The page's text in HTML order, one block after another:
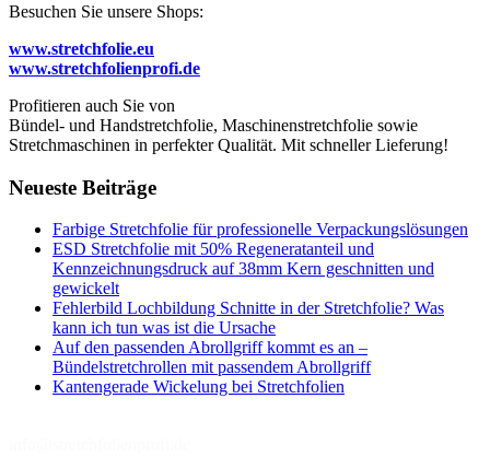
Besuchen Sie unsere Shops:
www.stretchfolie.eu
www.stretchfolienprofi.de
Profitieren auch Sie von
Bündel- und Handstretchfolie, Maschinenstretchfolie sowie
Stretchmaschinen in perfekter Qualität. Mit schneller Lieferung!
Neueste Beiträge
Farbige Stretchfolie für professionelle Verpackungslösungen
ESD Stretchfolie mit 50% Regeneratanteil und
Kennzeichnungsdruck auf 38mm Kern geschnitten und
gewickelt
Fehlerbild Lochbildung Schnitte in der Stretchfolie? Was
kann ich tun was ist die Ursache
Auf den passenden Abrollgriff kommt es an –
Bündelstretchrollen mit passendem Abrollgriff
Kantengerade Wickelung bei Stretchfolien